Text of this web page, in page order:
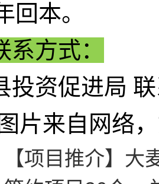
回本。
系方式：
投资促进局
片来自网络
【项目推介】